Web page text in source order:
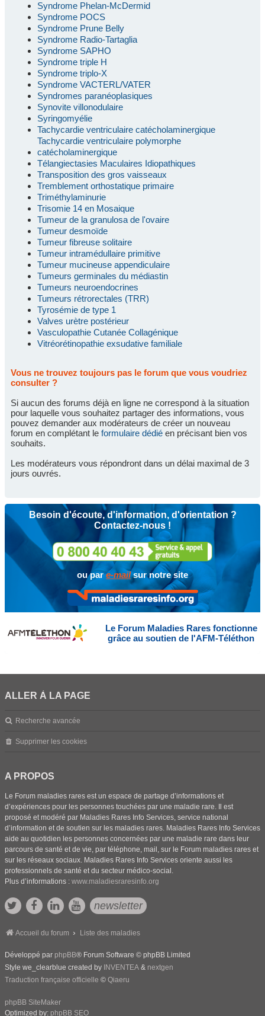
Syndrome Phelan-McDermid
Syndrome POCS
Syndrome Prune Belly
Syndrome Radio-Tartaglia
Syndrome SAPHO
Syndrome triple H
Syndrome triplo-X
Syndrome VACTERL/VATER
Syndromes paranéoplasiques
Synovite villonodulaire
Syringomyélie
Tachycardie ventriculaire catécholaminergique
Tachycardie ventriculaire polymorphe
catécholaminergique
Télangiectasies Maculaires Idiopathiques
Transposition des gros vaisseaux
Tremblement orthostatique primaire
Triméthylaminurie
Trisomie 14 en Mosaique
Tumeur de la granulosa de l'ovaire
Tumeur desmoïde
Tumeur fibreuse solitaire
Tumeur intramédullaire primitive
Tumeur mucineuse appendiculaire
Tumeurs germinales du médiastin
Tumeurs neuroendocrines
Tumeurs rétrorectales (TRR)
Tyrosémie de type 1
Valves urètre postérieur
Vasculopathie Cutanée Collagénique
Vitréorétinopathie exsudative familiale
Vous ne trouvez toujours pas le forum que vous voudriez
consulter ?
Si aucun des forums déjà en ligne ne correspond à la situation
pour laquelle vous souhaitez partager des informations, vous
pouvez demander aux modérateurs de créer un nouveau
forum en complétant le formulaire dédié en précisant bien vos
souhaits.
Les modérateurs vous répondront dans un délai maximal de 3
jours ouvrés.
Besoin d'écoute, d'information, d'orientation ?
Contactez-nous !
ou pare-mailsur notre site
Le Forum Maladies Rares fonctionne
grâce au soutien de l'AFM-Téléthon
ALLER À LA PAGE
Recherche avancée
Supprimer les cookies
A PROPOS
Le Forum maladies rares est un espace de partage d’informations et
d’expériences pour les personnes touchées par une maladie rare. Il est
proposé et modéré par Maladies Rares Info Services, service national
d’information et de soutien sur les maladies rares. Maladies Rares Info Services
aide au quotidien les personnes concernées par une maladie rare dans leur
parcours de santé et de vie, par téléphone, mail, sur le Forum maladies rares et
sur les réseaux sociaux. Maladies Rares Info Services oriente aussi les
professionnels de santé et du secteur médico-social.
Plus d’informations : www.maladiesraresinfo.org
newsletter
Accueil du forum Liste des maladies
Développé par phpBB® Forum Software © phpBB Limited
Style we_clearblue created by INVENTEA & nextgen
Traduction française officielle © Qiaeru
phpBB SiteMaker
Optimized by: phpBB SEO